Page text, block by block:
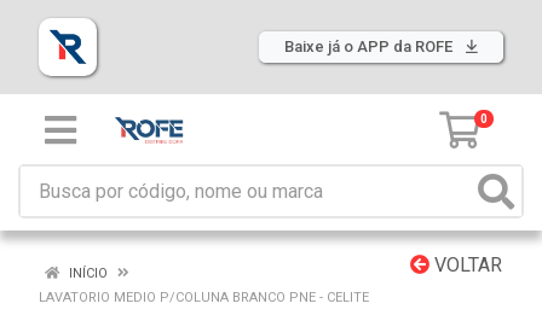
Baixe já o APP da ROFE
0
VOLTAR
INÍCIO
LAVATORIO MEDIO P/COLUNA BRANCO PNE - CELITE